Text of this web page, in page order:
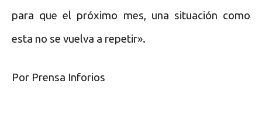
para que el próximo mes, una situación como
esta no se vuelva a repetir».
Por Prensa Inforios